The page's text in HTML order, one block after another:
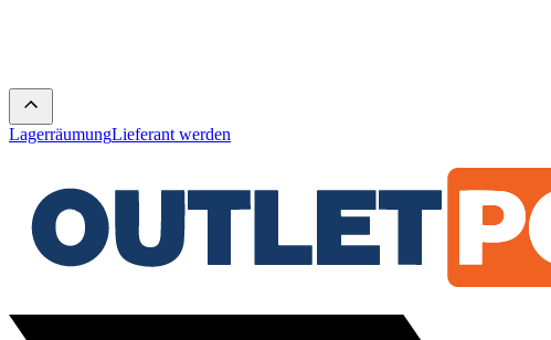
LagerräumungLieferant werden